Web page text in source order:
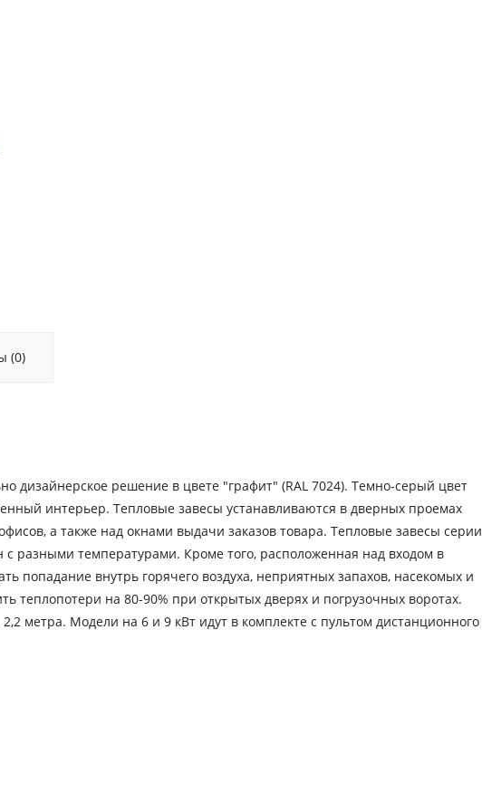
(0)
дизайнерское решение в цвете "графит" (RAL 7024). Темно-серый цвет
интерьер. Тепловые завесы устанавливаются в дверных проемах
а также над окнами выдачи заказов товара. Тепловые завесы серии
разными температурами. Кроме того, расположенная над входом в
попадание внутрь горячего воздуха, неприятных запахов, насекомых и
теплопотери на 80-90% при открытых дверях и погрузочных воротах.
метра. Модели на 6 и 9 кВт идут в комплекте с пультом дистанционного